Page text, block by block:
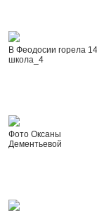
В Феодосии горела
школа_4
Фото Оксаны
Дементьевой